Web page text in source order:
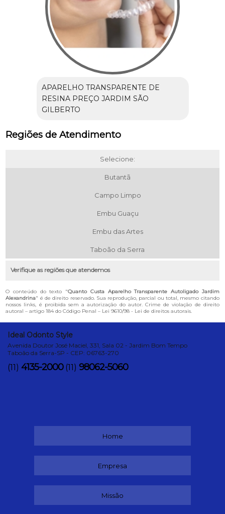
APARELHO TRANSPARENTE DE
RESINA PREÇO JARDIM SÃO
GILBERTO
Regiões de Atendimento
Selecione:
Butantã
Campo Limpo
Embu Guaçu
Embu das Artes
Taboão da Serra
Verifique as regiões que atendemos
O conteúdo do texto "Quanto Custa Aparelho Transparente Autoligado Jardim
Alexandrina" é de direito reservado. Sua reprodução, parcial ou total, mesmo citando
nossos links, é proibida sem a autorização do autor. Crime de violação de direito
autoral – artigo 184 do Código Penal – Lei 9610/98 - Lei de direitos autorais.
Ideal Odonto Style
Avenida Doutor José Maciel, 331, Sala 02 - Jardim Bom Tempo
Taboão da Serra-SP - CEP: 06763-270
(11) 4135-2000 (11) 98062-5060
Home
Empresa
Missão